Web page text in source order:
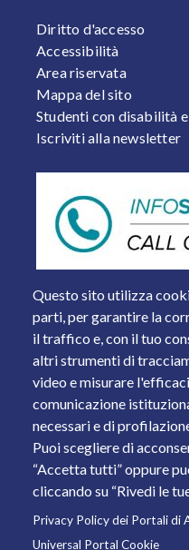
Questo sito utilizza
parti, per garantire la
il traffico e, con il tuo
altri strumenti di
video e misurare
comunicazione
necessari e di
Puoi scegliere di
“Accetta tutti” oppure
cliccando su “Rivedi le
Privacy Policy dei Portali di
Universal Portal Cookie
FOOTER 2
Diritto d'accesso
Accessibilità
Area riservata
Mappa del sito
Studenti con disabilità
Iscriviti alla newsletter
Piazza del Mercato, 15 -
Tel. +39 030 2988.1 PEC:
Partita IVA:
© 2011